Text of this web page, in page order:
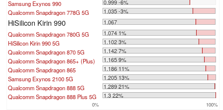
Samsung Exynos 990
0.999 -6%
Qualcomm Snapdragon 778G 5G
1.035 -3%
HiSilicon Kirin 990
1.067
Qualcomm Snapdragon 780G 5G
1.074 1%
HiSilicon Kirin 990 5G
1.102 3%
Qualcomm Snapdragon 870 5G
1.142 7%
Qualcomm Snapdragon 865+ (Plus)
1.165 9%
Qualcomm Snapdragon 865
1.186 11%
Samsung Exynos 2100 5G
1.205 13%
Qualcomm Snapdragon 888 5G
1.289 21%
Qualcomm Snapdragon 888 Plus 5G
1.3 22%
0% 100%